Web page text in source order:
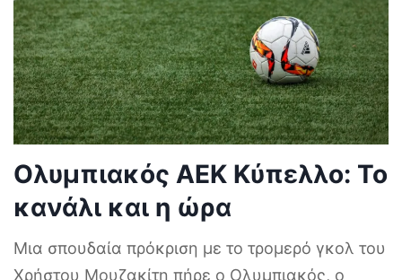
Ολυμπιακός ΑΕΚ Κύπελλο: Το
κανάλι και η ώρα
Μια σπουδαία πρόκριση με το τρομερό γκολ του
Χρήστου Μουζακίτη πήρε ο Ολυμπιακός, ο